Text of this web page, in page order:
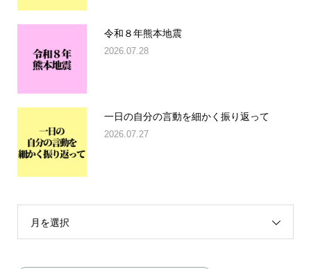
令和８年熊本地震
2026.07.28
一日の自分の言動を細かく振り返って
2026.07.27
月を選択